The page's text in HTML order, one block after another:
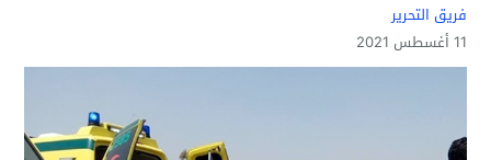
فريق التحرير
11 أغسطس 2021